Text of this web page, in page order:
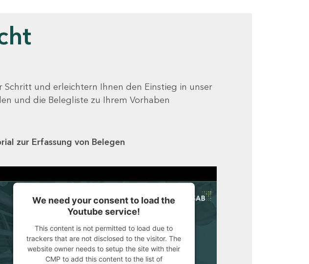
und erleichtern Ihnen den Einstieg in unser
und die Belegliste zu Ihrem Vorhaben
zur Erfassung von Belegen
We need your consent to load the
Youtube service!
This content is not permitted to load due to
trackers that are not disclosed to the visitor. The
website owner needs to setup the site with their
CMP to add this content to the list of